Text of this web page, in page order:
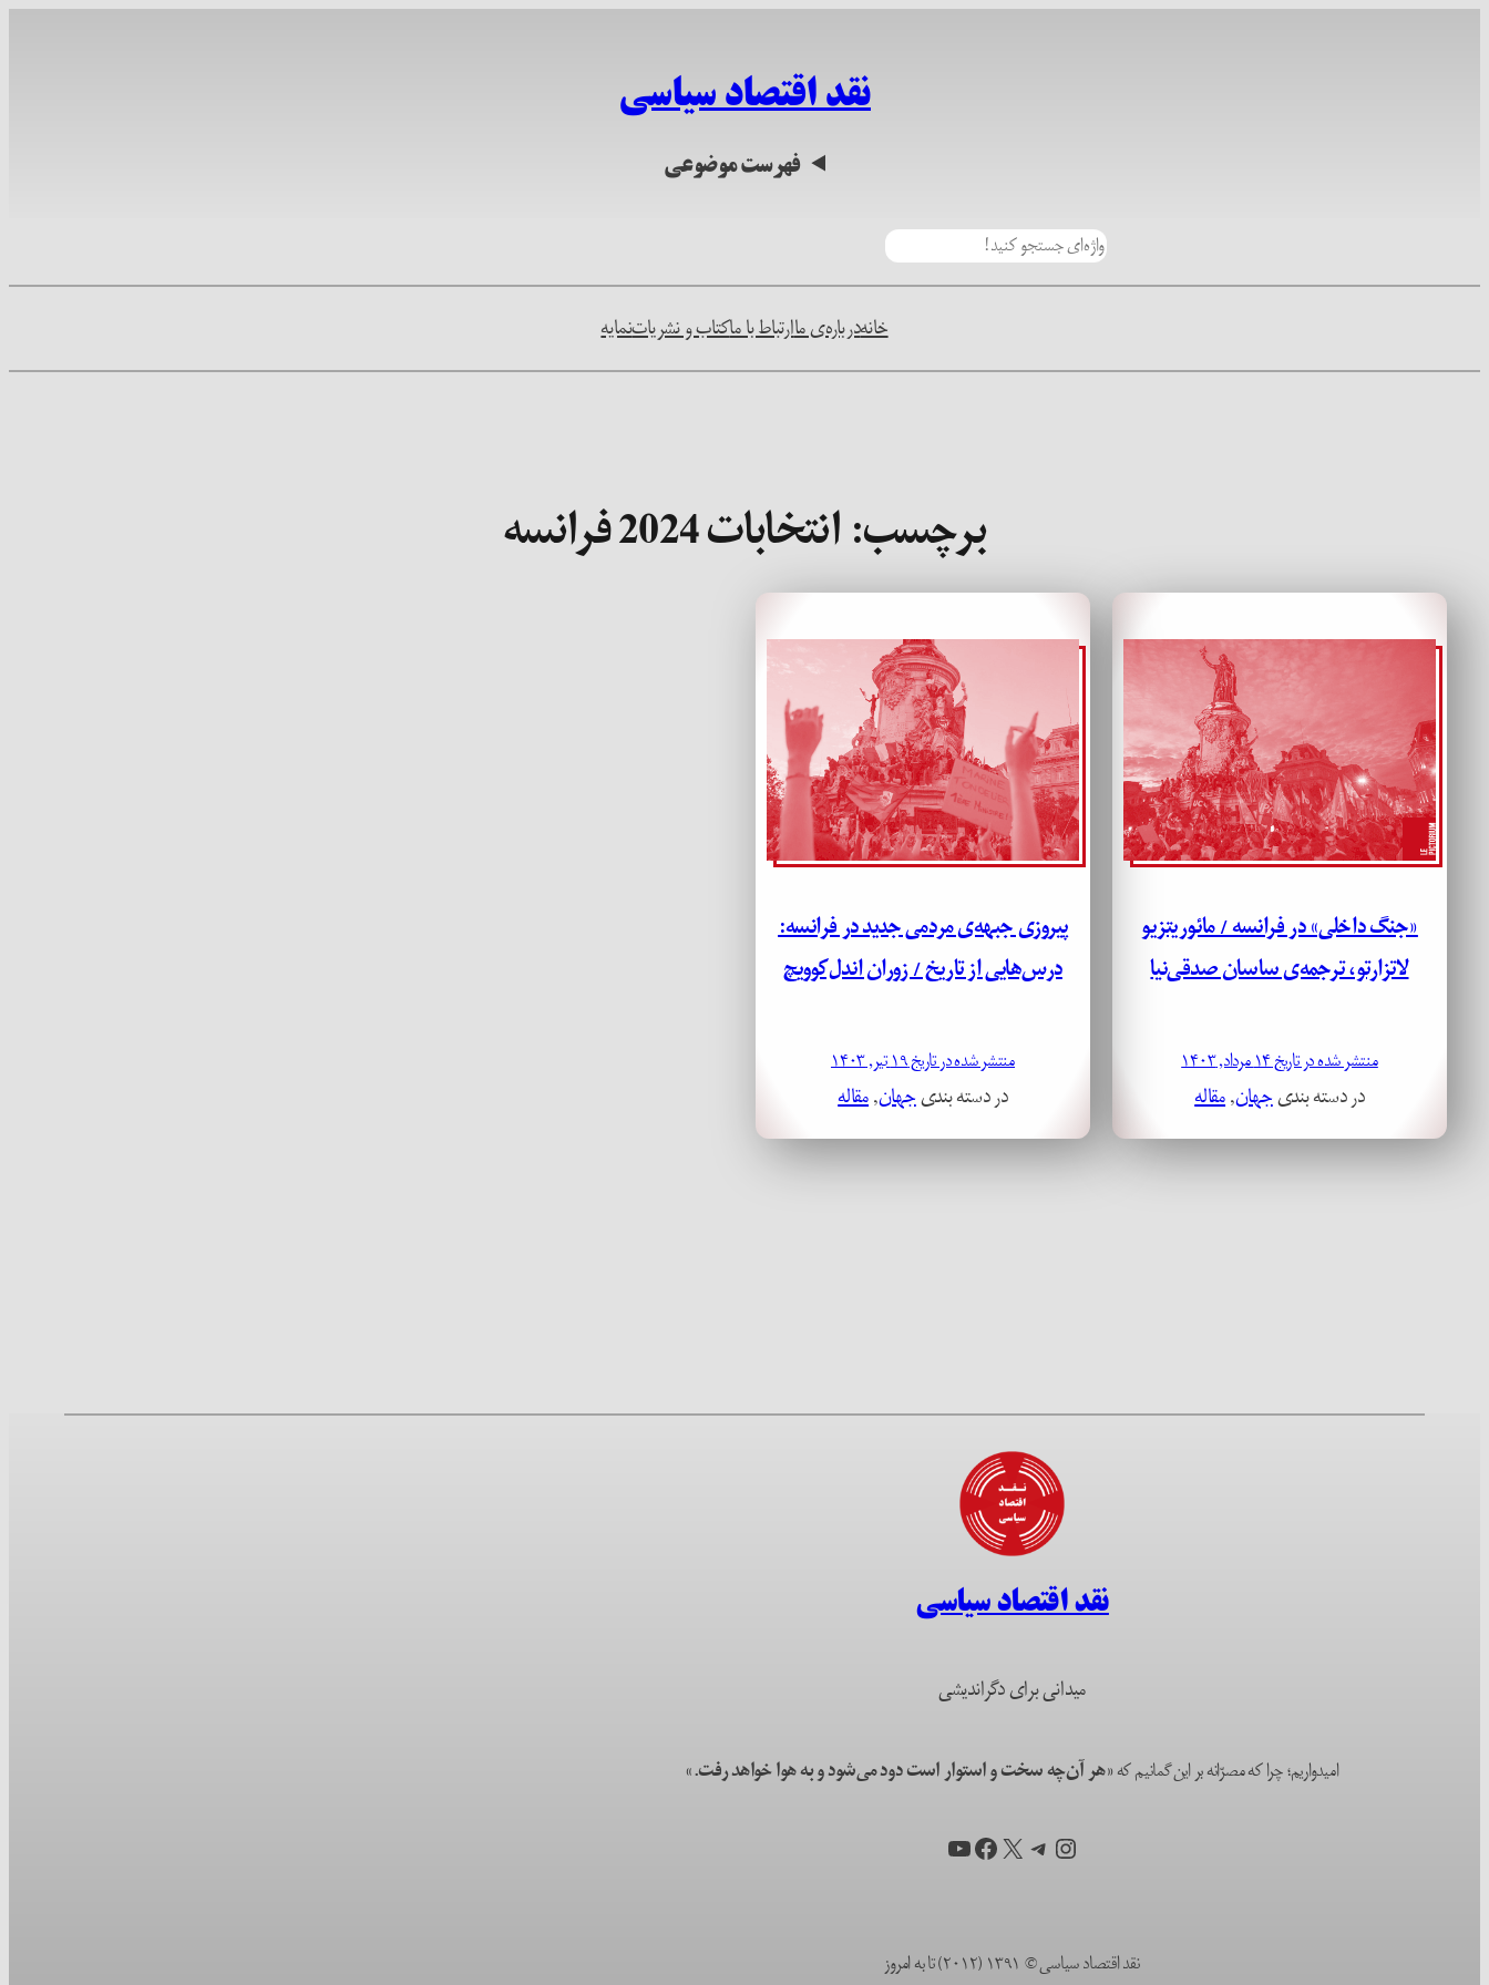
نقد اقتصاد سیاسی
فهرست موضوعی
خانهدرباره‌ی ماارتباط با ماکتاب و نشریاتنمایه
برچسب: انتخابات 2024 فرانسه
«جنگ داخلی» در فرانسه / مائوریتزیو
لاتزارتو، ترجمه‌ی ساسان صدقی‌نیا
منتشر شده در تاریخ ۱۴ مرداد, ۱۴۰۳
در دسته بندیجهان, مقاله
پیروزی جبهه‌ی مردمی جدید در فرانسه:
درس‌هایی از تاریخ / زوران اندل‌کوویچ
منتشر شده در تاریخ ۱۹ تیر, ۱۴۰۳
در دسته بندیجهان, مقاله
نقد اقتصاد سیاسی
میدانی برای دگراندیشی
امیدواریم؛ چرا که مصرّانه بر این گمانیم که«هر آن‌چه سخت و استوار است دود می‌شود و به هوا خواهد رفت.»
اینستاگرم
تلگرام
X فیس‌بوک
یوتیوب
نقد اقتصاد سیاسی © ۱۳۹۱ (۲۰۱۲) تا به امروز